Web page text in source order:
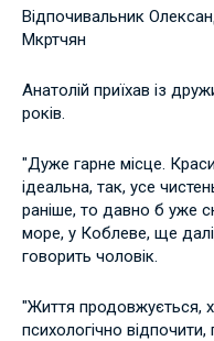
Відпочивальник
Мкртчян
Анатолій приїхав із
років.
"Дуже гарне місце.
ідеальна, так, усе
раніше, то давно б уже
море, у Коблеве, ще
говорить чоловік.
"Життя продовжується,
психологічно